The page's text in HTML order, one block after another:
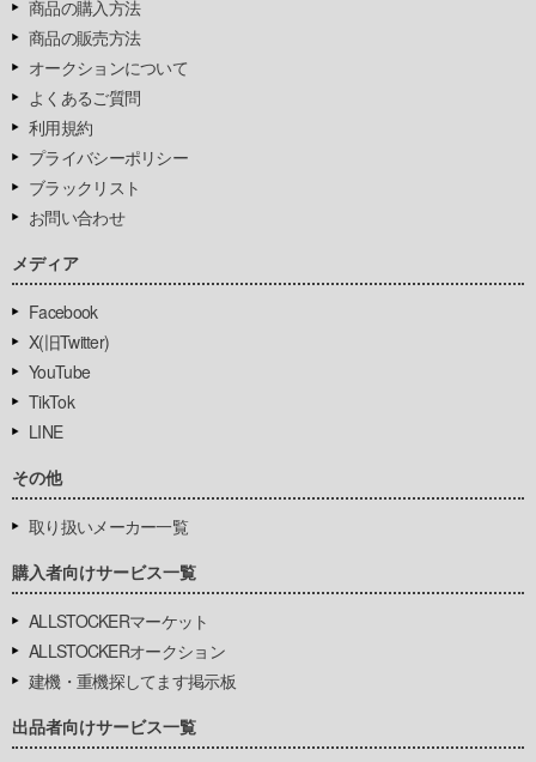
商品の購入方法
商品の販売方法
オークションについて
よくあるご質問
利用規約
プライバシーポリシー
ブラックリスト
お問い合わせ
メディア
Facebook
X(旧Twitter)
YouTube
TikTok
LINE
その他
取り扱いメーカー一覧
購入者向けサービス一覧
ALLSTOCKERマーケット
ALLSTOCKERオークション
建機・重機探してます掲示板
出品者向けサービス一覧